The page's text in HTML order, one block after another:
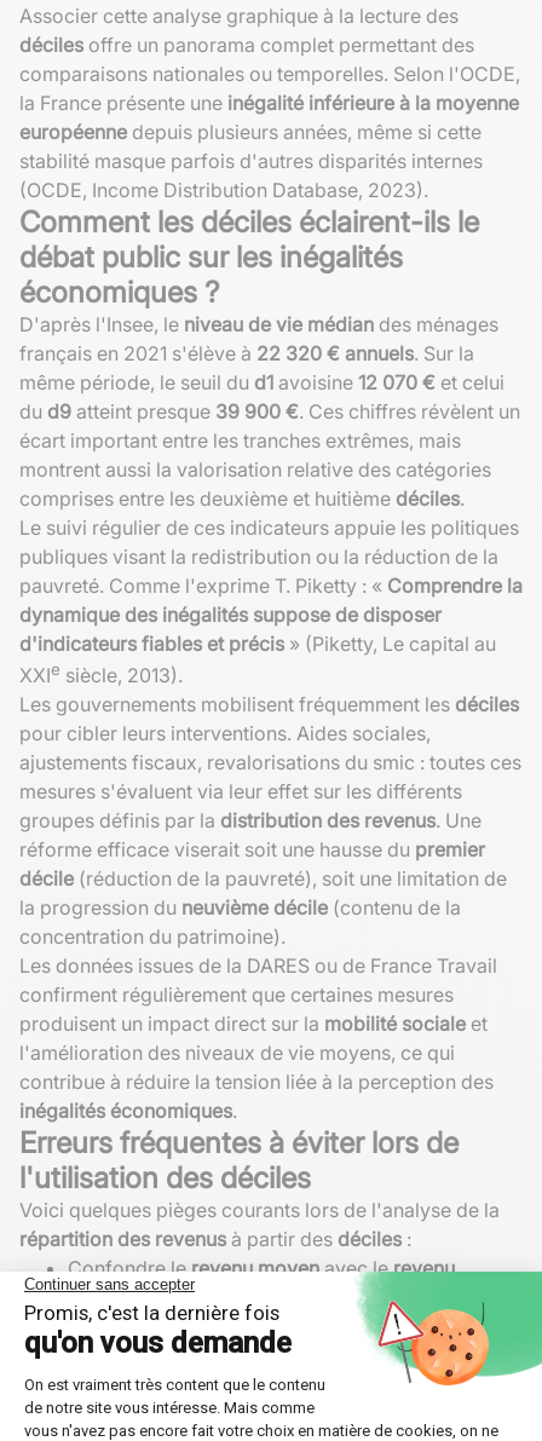
Associer cette analyse graphique à la lecture des
déciles offre un panorama complet permettant des
comparaisons nationales ou temporelles. Selon l'OCDE,
la France présente une inégalité inférieure à la moyenne
européenne depuis plusieurs années, même si cette
stabilité masque parfois d'autres disparités internes
(OCDE, Income Distribution Database, 2023).
Comment les déciles éclairent-ils le
débat public sur les inégalités
économiques ?
D'après l'Insee, le niveau de vie médian des ménages
français en 2021 s'élève à 22 320 € annuels. Sur la
même période, le seuil du d1 avoisine 12 070 € et celui
du d9 atteint presque 39 900 €. Ces chiffres révèlent un
écart important entre les tranches extrêmes, mais
montrent aussi la valorisation relative des catégories
comprises entre les deuxième et huitième déciles.
Le suivi régulier de ces indicateurs appuie les politiques
publiques visant la redistribution ou la réduction de la
pauvreté. Comme l'exprime T. Piketty : « Comprendre la
dynamique des inégalités suppose de disposer
d'indicateurs fiables et précis » (Piketty, Le capital au
XXIe siècle, 2013).
Les gouvernements mobilisent fréquemment les déciles
pour cibler leurs interventions. Aides sociales,
ajustements fiscaux, revalorisations du smic : toutes ces
mesures s'évaluent via leur effet sur les différents
groupes définis par la distribution des revenus. Une
réforme efficace viserait soit une hausse du premier
décile (réduction de la pauvreté), soit une limitation de
la progression du neuvième décile (contenu de la
concentration du patrimoine).
Les données issues de la DARES ou de France Travail
confirment régulièrement que certaines mesures
produisent un impact direct sur la mobilité sociale et
l'amélioration des niveaux de vie moyens, ce qui
contribue à réduire la tension liée à la perception des
inégalités économiques.
Erreurs fréquentes à éviter lors de
l'utilisation des déciles
Voici quelques pièges courants lors de l'analyse de la
répartition des revenus à partir des déciles :
Confondre lerevenu moyenavec lerevenu
médianou les
: ces trois notions mesurent
des phénomènes distincts.
Sous-estimer l'hétérogénéité interneà chaque
décile, notamment entre le sommet et la base de
chaque tranche.